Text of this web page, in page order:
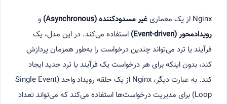
Nginx از یک معماری غیر مسدودکننده(Asynchronous)
و
رویدادمحور(Event-driven)
استفاده می‌کند. در این مدل، یک
فرآیند یا ترد می‌تواند چندین درخواست را به‌طور همزمان پردازش
کند، بدون اینکه برای هر درخواست یک فرآیند یا ترد جدید ایجاد
کند. به عبارت دیگر، Nginx از یک حلقه رویداد واحد (Single Event
Loop) برای مدیریت درخواست‌ها استفاده می‌کند که می‌تواند تعداد